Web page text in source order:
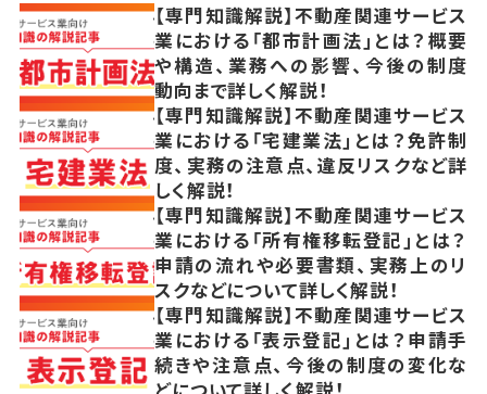
【専門知識解説】不動産関連サービス
業における「都市計画法」とは？概要
や構造、業務への影響、今後の制度
動向まで詳しく解説！
【専門知識解説】不動産関連サービス
業における「宅建業法」とは？免許制
度、実務の注意点、違反リスクなど詳
しく解説！
【専門知識解説】不動産関連サービス
業における「所有権移転登記」とは？
申請の流れや必要書類、実務上のリ
スクなどについて詳しく解説！
【専門知識解説】不動産関連サービス
業における「表示登記」とは？申請手
続きや注意点、今後の制度の変化な